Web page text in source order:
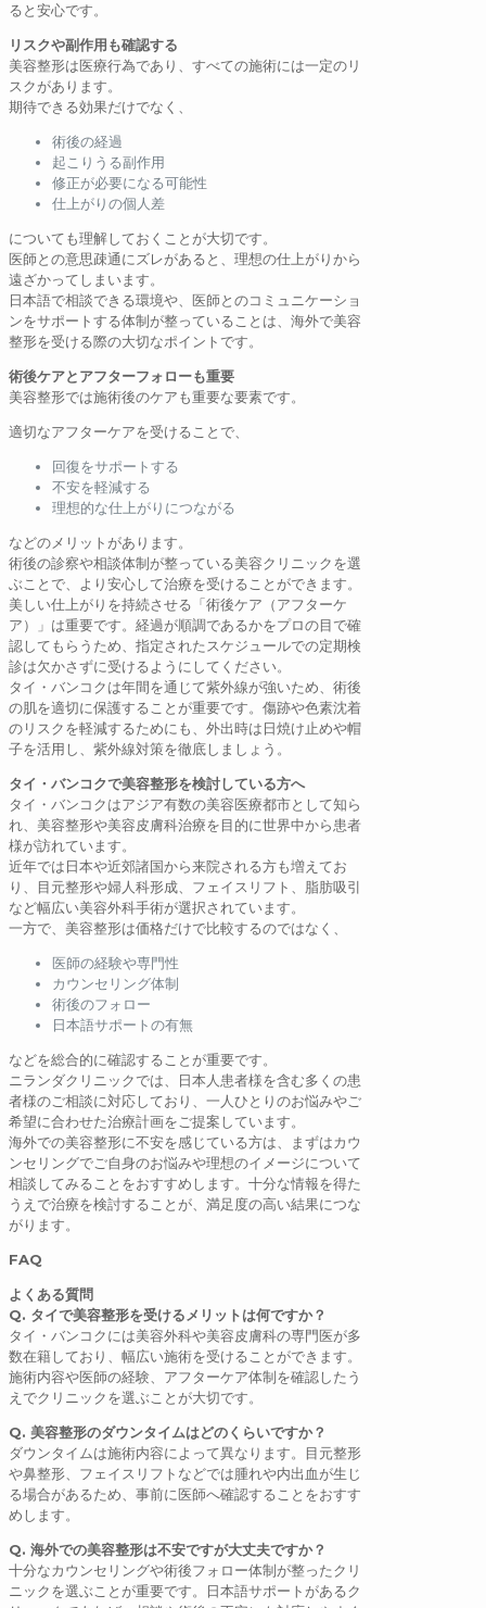
ると安心です。
リスクや副作用も確認する
美容整形は医療行為であり、すべての施術には一定のリ
スクがあります。
期待できる効果だけでなく、
術後の経過
起こりうる副作用
修正が必要になる可能性
仕上がりの個人差
についても理解しておくことが大切です。
医師との意思疎通にズレがあると、理想の仕上がりから
遠ざかってしまいます。
日本語で相談できる環境や、医師とのコミュニケーショ
ンをサポートする体制が整っていることは、海外で美容
整形を受ける際の大切なポイントです。
術後ケアとアフターフォローも重要
美容整形では施術後のケアも重要な要素です。
適切なアフターケアを受けることで、
回復をサポートする
不安を軽減する
理想的な仕上がりにつながる
などのメリットがあります。
術後の診察や相談体制が整っている美容クリニックを選
ぶことで、より安心して治療を受けることができます。
美しい仕上がりを持続させる「術後ケア（アフターケ
ア）」は重要です。経過が順調であるかをプロの目で確
認してもらうため、指定されたスケジュールでの定期検
診は欠かさずに受けるようにしてください。
タイ・バンコクは年間を通じて紫外線が強いため、術後
の肌を適切に保護することが重要です。傷跡や色素沈着
のリスクを軽減するためにも、外出時は日焼け止めや帽
子を活用し、紫外線対策を徹底しましょう。
タイ・バンコクで美容整形を検討している方へ
タイ・バンコクはアジア有数の美容医療都市として知ら
れ、美容整形や美容皮膚科治療を目的に世界中から患者
様が訪れています。
近年では日本や近郊諸国から来院される方も増えてお
り、目元整形や婦人科形成、フェイスリフト、脂肪吸引
など幅広い美容外科手術が選択されています。
一方で、美容整形は価格だけで比較するのではなく、
医師の経験や専門性
カウンセリング体制
術後のフォロー
日本語サポートの有無
などを総合的に確認することが重要です。
ニランダクリニックでは、日本人患者様を含む多くの患
者様のご相談に対応しており、一人ひとりのお悩みやご
希望に合わせた治療計画をご提案しています。
海外での美容整形に不安を感じている方は、まずはカウ
ンセリングでご自身のお悩みや理想のイメージについて
相談してみることをおすすめします。十分な情報を得た
うえで治療を検討することが、満足度の高い結果につな
がります。
FAQ
よくある質問
Q. タイで美容整形を受けるメリットは何ですか？
タイ・バンコクには美容外科や美容皮膚科の専門医が多
数在籍しており、幅広い施術を受けることができます。
施術内容や医師の経験、アフターケア体制を確認したう
えでクリニックを選ぶことが大切です。
Q. 美容整形のダウンタイムはどのくらいですか？
ダウンタイムは施術内容によって異なります。目元整形
や鼻整形、フェイスリフトなどでは腫れや内出血が生じ
る場合があるため、事前に医師へ確認することをおすす
めします。
Q. 海外での美容整形は不安ですが大丈夫ですか？
十分なカウンセリングや術後フォロー体制が整ったクリ
ニックを選ぶことが重要です。日本語サポートがあるク